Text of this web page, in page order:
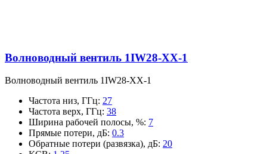
Волноводный вентиль 1IW28-XX-1
Волноводный вентиль 1IW28-XX-1
Частота низ, ГГц: 27
Частота верх, ГГц: 38
Ширина рабочей полосы, %: 7
Прямые потери, дБ: 0.3
Обратные потери (развязка), дБ: 20